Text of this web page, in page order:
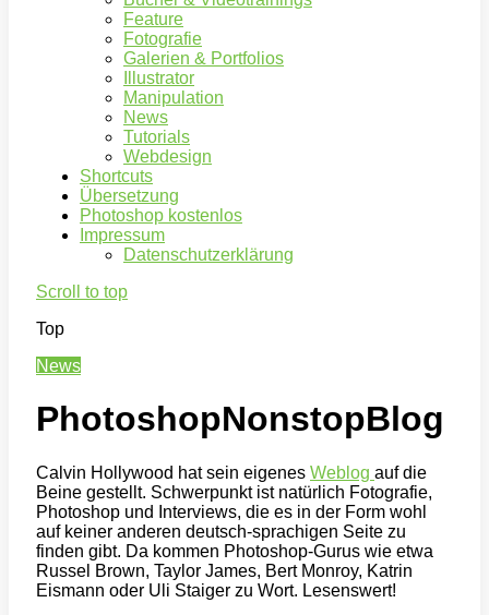
Feature
Fotografie
Galerien & Portfolios
Illustrator
Manipulation
News
Tutorials
Webdesign
Shortcuts
Übersetzung
Photoshop kostenlos
Impressum
Datenschutzerklärung
Scroll to top
Top
News
PhotoshopNonstopBlog
Calvin Hollywood hat sein eigenes Weblog auf die
Beine gestellt. Schwerpunkt ist natürlich Fotografie,
Photoshop und Interviews, die es in der Form wohl
auf keiner anderen deutsch-sprachigen Seite zu
finden gibt. Da kommen Photoshop-Gurus wie etwa
Russel Brown, Taylor James, Bert Monroy, Katrin
Eismann oder Uli Staiger zu Wort. Lesenswert!